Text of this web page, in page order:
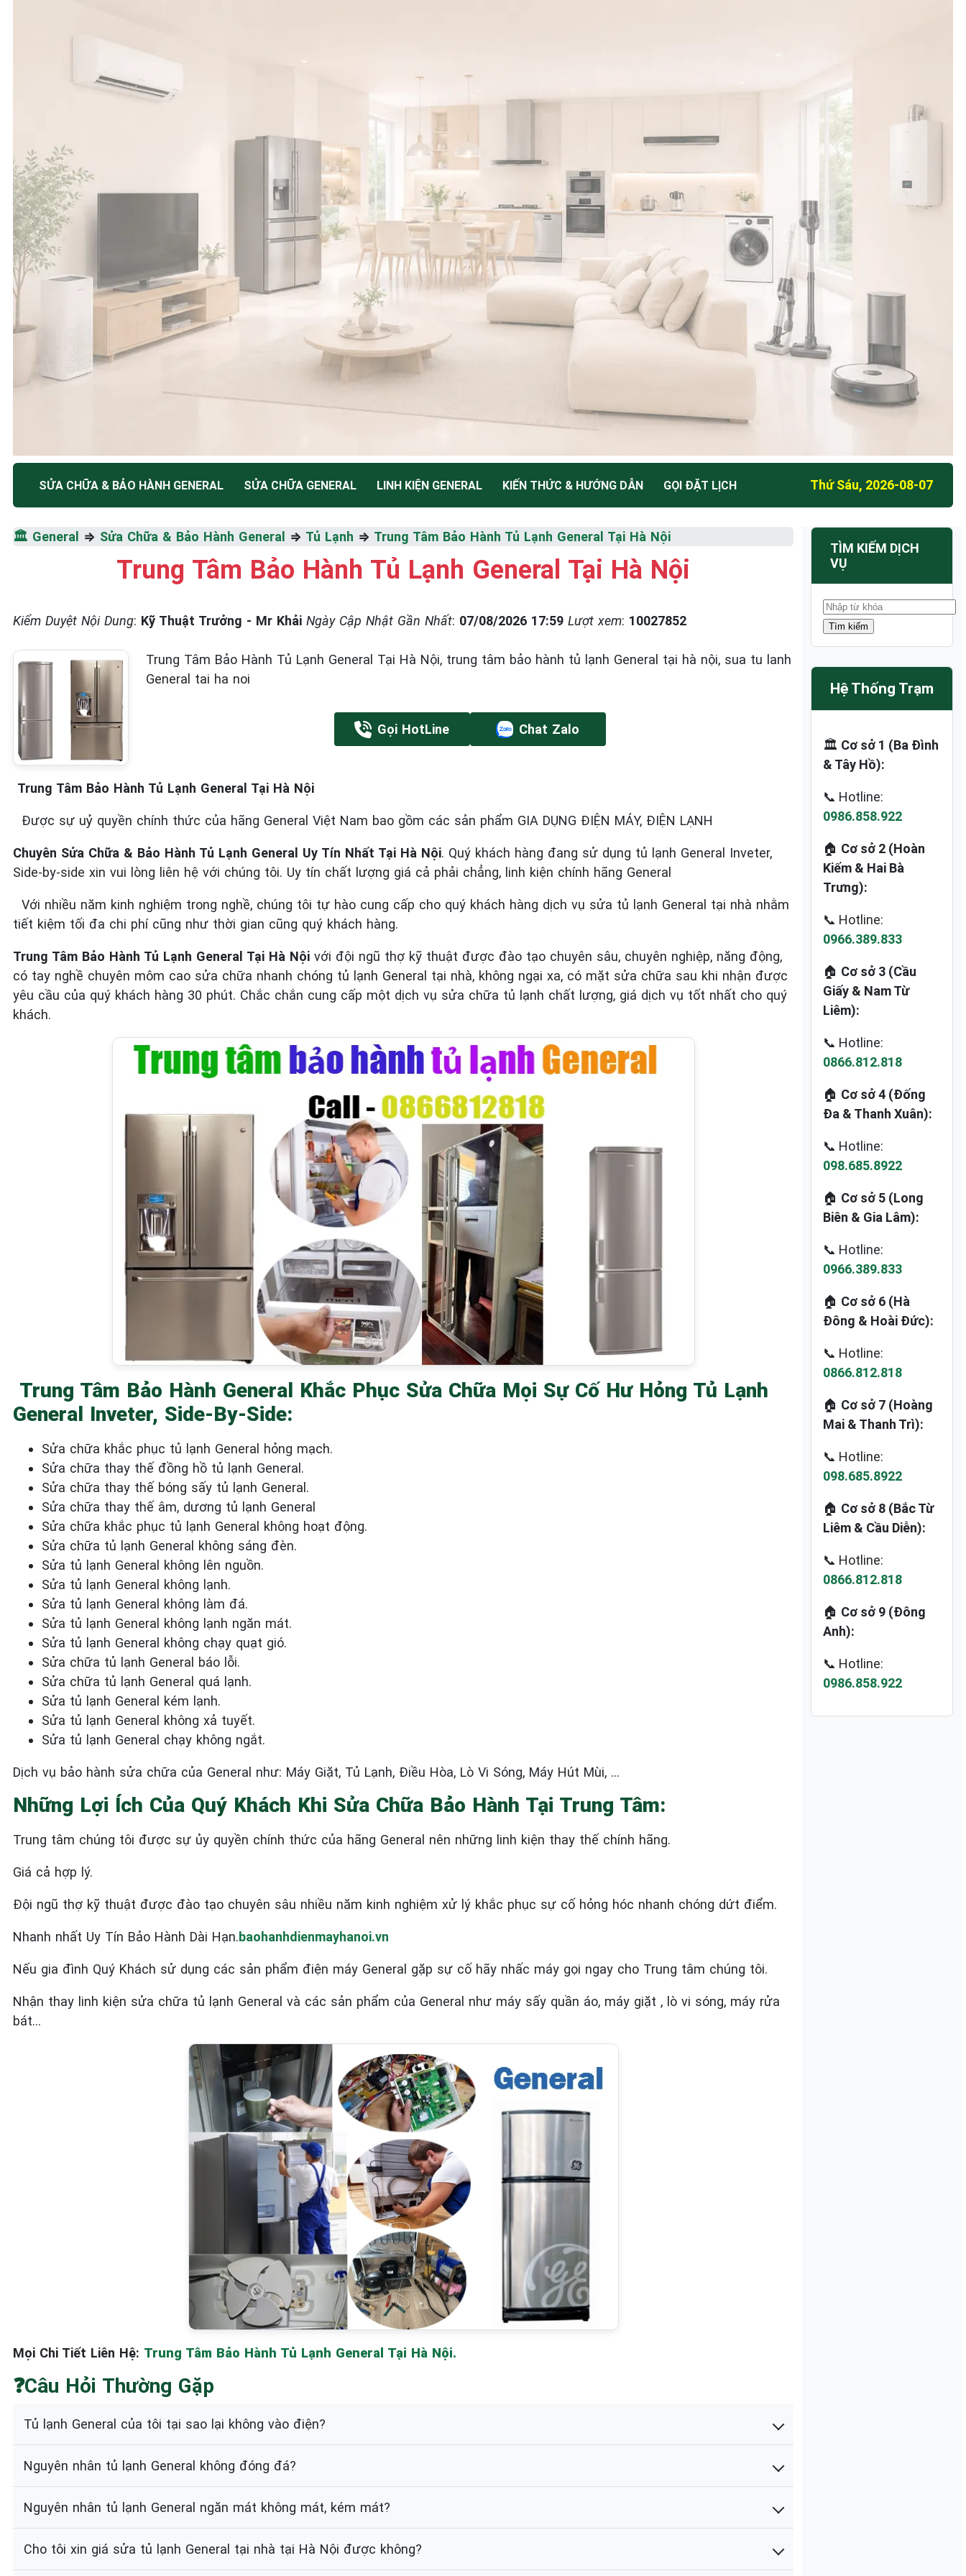
TRUNG TÂM BẢO HÀNH ĐIỆN MÁY HÀ NỘI
SỬA CHỮA & BẢO HÀNH
GENERAL
Tốc Độ Tối Đa • Chất Lượng Tối Ưu • Chi Phí Tối Thiểu
☎️ 09.86.85.89.22
SỬA CHỮA & BẢO HÀNH GENERAL SỬA CHỮA GENERAL LINH KIỆN GENERAL KIẾN THỨC & HƯỚNG DẪN GỌI ĐẶT LỊCH Thứ Sáu, 2026-08-07
🏛️ General ⇒ Sửa Chữa & Bảo Hành General ⇒ Tủ Lạnh ⇒ Trung Tâm Bảo Hành Tủ Lạnh General Tại Hà Nội
Trung Tâm Bảo Hành Tủ Lạnh General Tại Hà Nội
Kiểm Duyệt Nội Dung: Kỹ Thuật Trưởng - Mr Khải Ngày Cập Nhật Gần Nhất: 07/08/2026 17:59 Lượt xem: 10027852
Trung Tâm Bảo Hành Tủ Lạnh General Tại Hà Nội, trung tâm bảo hành tủ lạnh General tại hà nội, sua tu lanh
General tai ha noi
Gọi HotLine Chat Zalo
Trung Tâm Bảo Hành Tủ Lạnh General Tại Hà Nội
Được sự uỷ quyền chính thức của hãng General Việt Nam bao gồm các sản phẩm GIA DỤNG ĐIỆN MÁY, ĐIỆN LẠNH
Chuyên Sửa Chữa & Bảo Hành Tủ Lạnh General Uy Tín Nhất Tại Hà Nội. Quý khách hàng đang sử dụng tủ lạnh General Inveter,
Side-by-side xin vui lòng liên hệ với chúng tôi. Uy tín chất lượng giá cả phải chẳng, linh kiện chính hãng General
Với nhiều năm kinh nghiệm trong nghề, chúng tôi tự hào cung cấp cho quý khách hàng dịch vụ sửa tủ lạnh General tại nhà nhằm
tiết kiệm tối đa chi phí cũng như thời gian cũng quý khách hàng.
Trung Tâm Bảo Hành Tủ Lạnh General Tại Hà Nội với đội ngũ thợ kỹ thuật được đào tạo chuyên sâu, chuyên nghiệp, năng động,
có tay nghề chuyên môm cao sửa chữa nhanh chóng tủ lạnh General tại nhà, không ngại xa, có mặt sửa chữa sau khi nhận được
yêu cầu của quý khách hàng 30 phút. Chắc chắn cung cấp một dịch vụ sửa chữa tủ lạnh chất lượng, giá dịch vụ tốt nhất cho quý
khách.
Trung Tâm Bảo Hành General Khắc Phục Sửa Chữa Mọi Sự Cố Hư Hỏng Tủ Lạnh
General Inveter, Side-By-Side:
Sửa chữa khắc phục tủ lạnh General hỏng mạch.
Sửa chữa thay thế đồng hồ tủ lạnh General.
Sửa chữa thay thế bóng sấy tủ lạnh General.
Sửa chữa thay thế âm, dương tủ lạnh General
Sửa chữa khắc phục tủ lạnh General không hoạt động.
Sửa chữa tủ lạnh General không sáng đèn.
Sửa tủ lạnh General không lên nguồn.
Sửa tủ lạnh General không lạnh.
Sửa tủ lạnh General không làm đá.
Sửa tủ lạnh General không lạnh ngăn mát.
Sửa tủ lạnh General không chạy quạt gió.
Sửa chữa tủ lạnh General báo lỗi.
Sửa chữa tủ lạnh General quá lạnh.
Sửa tủ lạnh General kém lạnh.
Sửa tủ lạnh General không xả tuyết.
Sửa tủ lạnh General chạy không ngắt.
Dịch vụ bảo hành sửa chữa của General như: Máy Giặt, Tủ Lạnh, Điều Hòa, Lò Vi Sóng, Máy Hút Mùi, …
Những Lợi Ích Của Quý Khách Khi Sửa Chữa Bảo Hành Tại Trung Tâm:
Trung tâm chúng tôi được sự ủy quyền chính thức của hãng General nên những linh kiện thay thế chính hãng.
Giá cả hợp lý.
Đội ngũ thợ kỹ thuật được đào tạo chuyên sâu nhiều năm kinh nghiệm xử lý khắc phục sự cố hỏng hóc nhanh chóng dứt điểm.
Nhanh nhất Uy Tín Bảo Hành Dài Hạn.baohanhdienmayhanoi.vn
Nếu gia đình Quý Khách sử dụng các sản phẩm điện máy General gặp sự cố hãy nhấc máy gọi ngay cho Trung tâm chúng tôi.
Nhận thay linh kiện sửa chữa tủ lạnh General và các sản phẩm của General như máy sấy quần áo, máy giặt , lò vi sóng, máy rửa
bát…
Mọi Chi Tiết Liên Hệ: Trung Tâm Bảo Hành Tủ Lạnh General Tại Hà Nội.
❓Câu Hỏi Thường Gặp
Tủ lạnh General của tôi tại sao lại không vào điện?
Nguyên nhân tủ lạnh General không đóng đá?
Nguyên nhân tủ lạnh General ngăn mát không mát, kém mát?
Cho tôi xin giá sửa tủ lạnh General tại nhà tại Hà Nội được không?
TÌM KIẾM DỊCH
VỤ
Hệ Thống Trạm
🏛️ Cơ sở 1 (Ba Đình
& Tây Hồ):
📞 Hotline:
0986.858.922
🏠 Cơ sở 2 (Hoàn
Kiếm & Hai Bà
Trưng):
📞 Hotline:
0966.389.833
🏠 Cơ sở 3 (Cầu
Giấy & Nam Từ
Liêm):
📞 Hotline:
0866.812.818
🏠 Cơ sở 4 (Đống
Đa & Thanh Xuân):
📞 Hotline:
098.685.8922
🏠 Cơ sở 5 (Long
Biên & Gia Lâm):
📞 Hotline:
0966.389.833
🏠 Cơ sở 6 (Hà
Đông & Hoài Đức):
📞 Hotline:
0866.812.818
🏠 Cơ sở 7 (Hoàng
Mai & Thanh Trì):
📞 Hotline:
098.685.8922
🏠 Cơ sở 8 (Bắc Từ
Liêm & Cầu Diễn):
📞 Hotline:
0866.812.818
🏠 Cơ sở 9 (Đông
Anh):
📞 Hotline:
0986.858.922